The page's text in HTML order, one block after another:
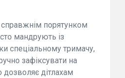
порятунком
мандрують із
спеціальному тримачу,
зафіксувати на
дозволяє дітлахам